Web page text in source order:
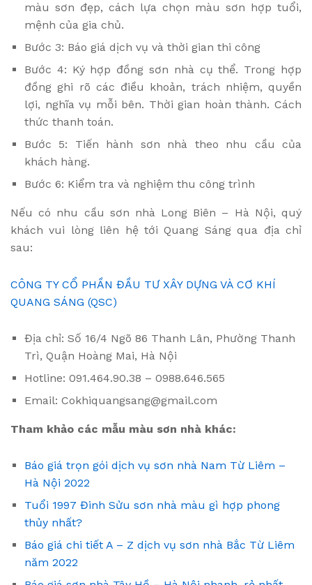
màu sơn đẹp, cách lựa chọn màu sơn hợp tuổi,
mệnh của gia chủ.
Bước 3: Báo giá dịch vụ và thời gian thi công
Bước 4: Ký hợp đồng sơn nhà cụ thể. Trong hợp
đồng ghi rõ các điều khoản, trách nhiệm, quyền
lợi, nghĩa vụ mỗi bên. Thời gian hoàn thành. Cách
thức thanh toán.
Bước 5: Tiến hành sơn nhà theo nhu cầu của
khách hàng.
Bước 6: Kiểm tra và nghiệm thu công trình
Nếu có nhu cầu sơn nhà Long Biên – Hà Nội, quý
khách vui lòng liên hệ tới Quang Sáng qua địa chỉ
sau:
CÔNG TY CỔ PHẦN ĐẦU TƯ XÂY DỰNG VÀ CƠ KHÍ
QUANG SÁNG (QSC)
Địa chỉ: Số 16/4 Ngõ 86 Thanh Lân, Phường Thanh
Trì, Quận Hoàng Mai, Hà Nội
Hotline: 091.464.90.38 – 0988.646.565
Email: Cokhiquangsang@gmail.com
Tham khảo các mẫu màu sơn nhà khác:
Báo giá trọn gói dịch vụ sơn nhà Nam Từ Liêm –
Hà Nội 2022
Tuổi 1997 Đinh Sửu sơn nhà màu gì hợp phong
thủy nhất?
Báo giá chi tiết A – Z dịch vụ sơn nhà Bắc Từ Liêm
năm 2022